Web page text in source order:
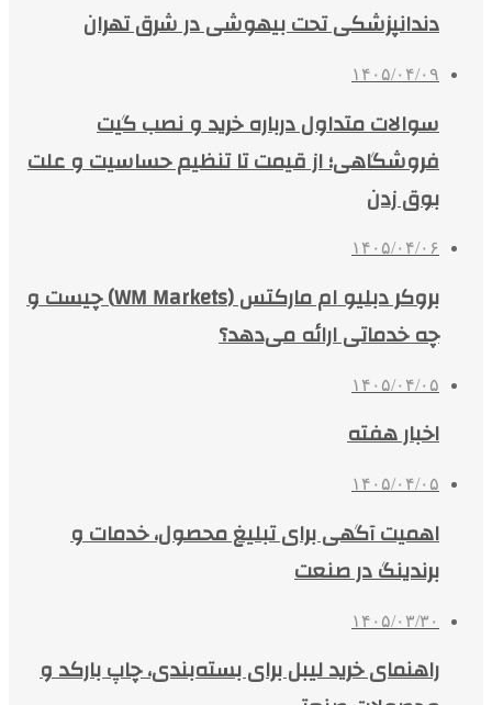
دندانپزشکی تحت بیهوشی در شرق تهران
۱۴۰۵/۰۴/۰۹
سوالات متداول درباره خرید و نصب گیت
فروشگاهی؛ از قیمت تا تنظیم حساسیت و علت
بوق زدن
۱۴۰۵/۰۴/۰۶
بروکر دبلیو ام مارکتس (WM Markets) چیست و
چه خدماتی ارائه می‌دهد؟
۱۴۰۵/۰۴/۰۵
اخبار هفته
۱۴۰۵/۰۴/۰۵
اهمیت آگهی برای تبلیغ محصول، خدمات و
برندینگ در صنعت
۱۴۰۵/۰۳/۳۰
راهنمای خرید لیبل برای بسته‌بندی، چاپ بارکد و